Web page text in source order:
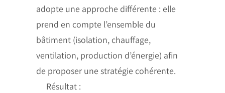
adopte une approche différente : elle
prend en compte l’ensemble du
bâtiment (isolation, chauffage,
ventilation, production d’énergie) afin
de proposer une stratégie cohérente.
Résultat :